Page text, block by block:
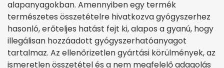
alapanyagokban. Amennyiben egy termék
természetes összetételre hivatkozva gyógyszerhez
hasonló, erőteljes hatást fejt ki, alapos a gyanú, hogy
illegálisan hozzáadott gyógyszerhatóanyagot
tartalmaz. Az ellenőrizetlen gyártási körülmények, az
ismeretlen összetétel és a nem megfelelő adagolás